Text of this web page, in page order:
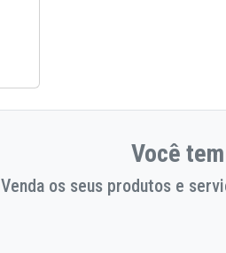
Você
Venda os seus produtos e